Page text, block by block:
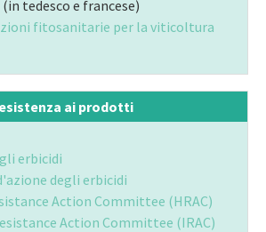
(in tedesco e francese)
fitosanitarie per la viticoltura
ai prodotti
erbicidi
degli erbicidi
Action Committee (HRAC)
Action Committee (IRAC)